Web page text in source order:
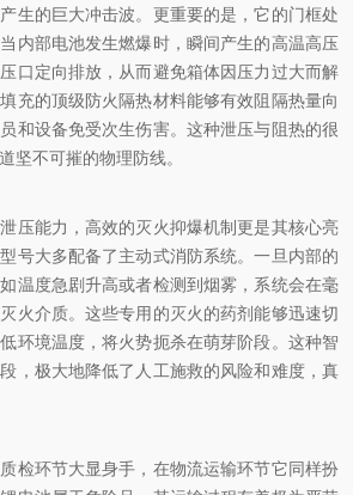
生的巨大冲击波。更重要的是，它的门框处
内部电池发生燃爆时，瞬间产生的高温高压
口定向排放，从而避免箱体因压力过大而解
充的顶级防火隔热材料能够有效阻隔热量向
和设备免受次生伤害。这种泄压与阻热的很
坚不可摧的物理防线。
能力，高效的灭火抑爆机制更是其核心亮
号大多配备了主动式消防系统。一旦内部的
温度急剧升高或者检测到烟雾，系统会在毫
火介质。这些专用的灭火的药剂能够迅速切
环境温度，将火势扼杀在萌芽阶段。这种智
，极大地降低了人工施救的风险和难度，真
环节大显身手，在物流运输环节它同样扮